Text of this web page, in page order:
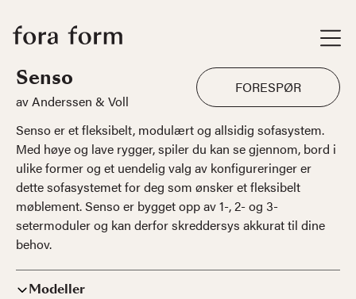
Senso
av Anderssen & Voll
FORESPØR
Senso er et fleksibelt, modulært og allsidig sofasystem.
Med høye og lave rygger, spiler du kan se gjennom, bord i
ulike former og et uendelig valg av konfigureringer er
dette sofasystemet for deg som ønsker et fleksibelt
møblement. Senso er bygget opp av 1-, 2- og 3-
setermoduler og kan derfor skreddersys akkurat til dine
behov.
Modeller